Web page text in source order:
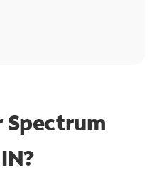
Spectrum